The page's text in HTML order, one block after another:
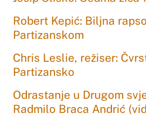
Robert Kepić: Biljna
Partizanskom
Chris Leslie, režiser:
Partizansko
Odrastanje u Drugom
Radmilo Braca Andrić